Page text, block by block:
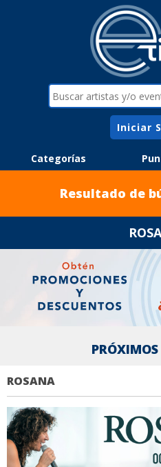
Iniciar
Categorías
Resultado de
PRÓXIMOS
ROSANA